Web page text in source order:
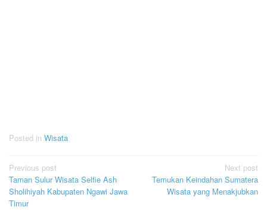
Posted in Wisata
Post
navigation
Previous post
Taman Sulur Wisata Selfie Ash
Sholihiyah Kabupaten Ngawi Jawa
Timur
Next post
Temukan Keindahan Sumatera
Wisata yang Menakjubkan